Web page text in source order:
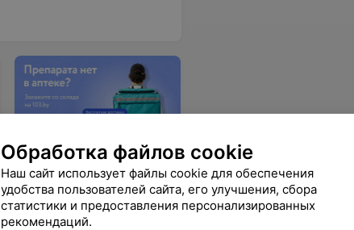
Доставка со склада
Заказ товаров со склада с
доставкой в ближайшую
аптеку всего за 1–3 дня
Обработка файлов cookie
Наш сайт использует файлы cookie для обеспечения
удобства пользователей сайта, его улучшения, сбора
статистики и предоставления персонализированных
рекомендаций.